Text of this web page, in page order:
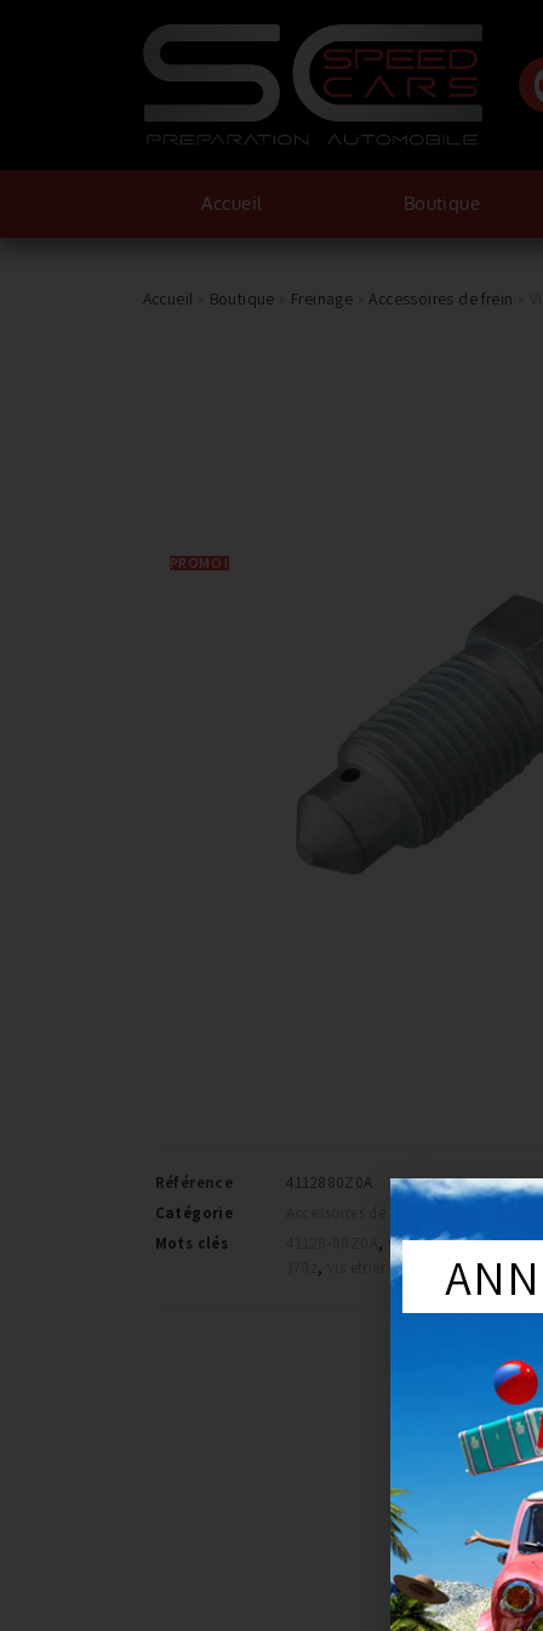
Accueil Boutique
Accueil Boutique Freinage »Accessoires de frein
PROMO !
Référence
4112880Z0A
Catégorie
Mots clés
, vis 370z,vis de purge
, vis etrier 370z